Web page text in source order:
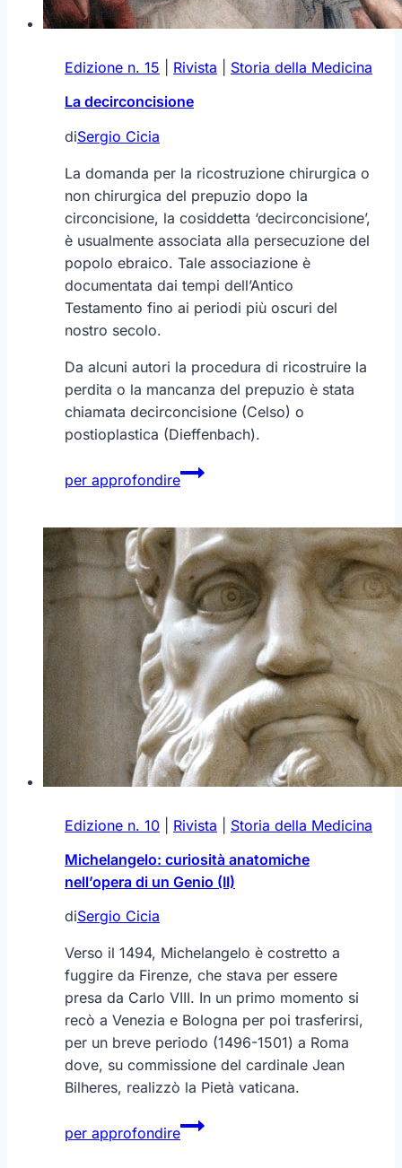
Edizione n. 15 Rivista
Storia della Medicina
La decirconcisione
diSergio Cicia
La domanda per la ricostruzione chirurgica o
non chirurgica del prepuzio dopo la
circoncisione, la cosiddetta ‘decirconcisione’,
è usualmente associata alla persecuzione del
popolo ebraico. Tale associazione è
documentata dai tempi dell’Antico
Testamento fino ai periodi più oscuri del
nostro secolo.
Da alcuni autori la procedura di ricostruire la
perdita o la mancanza del prepuzio è stata
chiamata decirconcisione (Celso) o
postioplastica (Dieffenbach).
per approfondire
La
decirconcisione
Edizione n. 10 Rivista
Storia della Medicina
Michelangelo: curiosità anatomiche
nell’opera di un Genio (II)
diSergio Cicia
Verso il 1494, Michelangelo è costretto a
fuggire da Firenze, che stava per essere
presa da Carlo VIII. In un primo momento si
recò a Venezia e Bologna per poi trasferirsi,
per un breve periodo (1496-1501) a Roma
dove, su commissione del cardinale Jean
Bilheres, realizzò la Pietà vaticana.
per approfondire
Michelangelo:
curiosità